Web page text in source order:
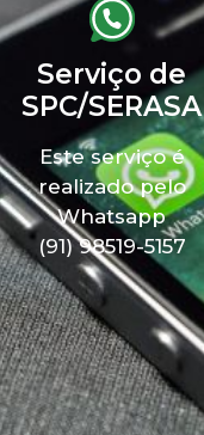
Serviço de
SPC/SERASA
Este serviço é
realizado pelo
Whatsapp
(91) 98519-5157